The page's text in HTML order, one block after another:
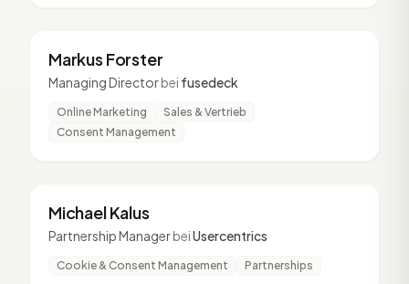
MF
Markus Forster
Managing Directorbei fusedeck
Online Marketing
Sales & Vertrieb
Consent Management
MK
Michael Kalus
Partnership ManagerbeiUsercentrics
Cookie & Consent Management Partnerships